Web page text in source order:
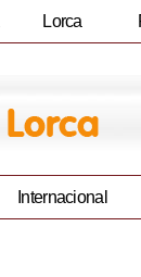
Lorca
Internacional